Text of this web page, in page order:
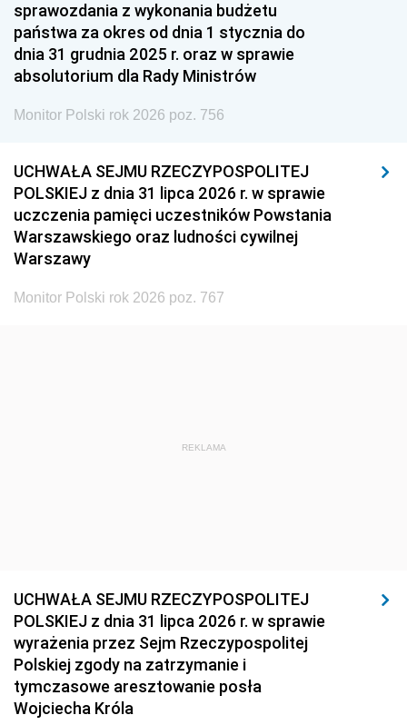
1951 1950
1948 1947 1946
1939 1938
sprawozdania z wykonania budżetu
państwa za okres od dnia 1 stycznia do
dnia 31 grudnia 2025 r. oraz w sprawie
absolutorium dla Rady Ministrów
Monitor Polski rok 2026 poz. 756
UCHWAŁA SEJMU RZECZYPOSPOLITEJ
POLSKIEJ z dnia 31 lipca 2026 r. w sprawie
uczczenia pamięci uczestników Powstania
Warszawskiego oraz ludności cywilnej
Warszawy
Monitor Polski rok 2026 poz. 767
REKLAMA
UCHWAŁA SEJMU RZECZYPOSPOLITEJ
POLSKIEJ z dnia 31 lipca 2026 r. w sprawie
wyrażenia przez Sejm Rzeczypospolitej
Polskiej zgody na zatrzymanie i
tymczasowe aresztowanie posła
Wojciecha Króla